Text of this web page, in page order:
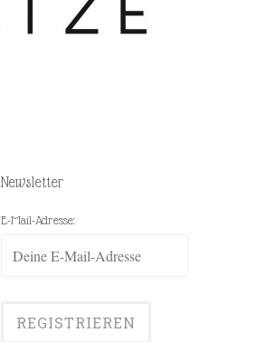
Newsletter
E-Mail-Adresse: